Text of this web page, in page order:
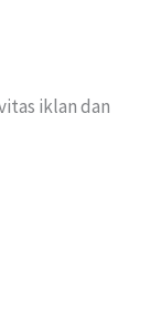
iklan dan